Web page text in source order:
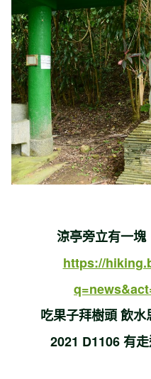
涼亭旁立有一
https://
吃果子拜樹頭 飲
2021 D1106有